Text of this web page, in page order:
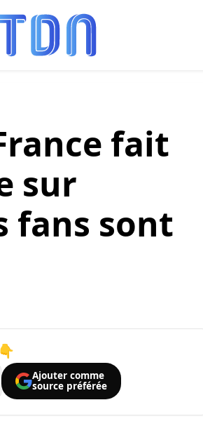
fait
sur
fans sont
Ajouter comme
source préférée